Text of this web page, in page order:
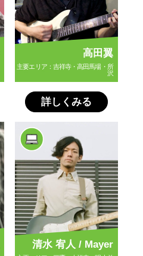
高田翼
主要エリア：吉祥寺・高田馬場・所
沢
詳しくみる
清水 宥人 / Mayer